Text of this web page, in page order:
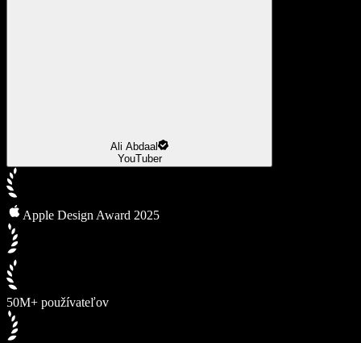
Ali Abdaal
YouTuber
Apple Design Award 2025
50M+ používateľov